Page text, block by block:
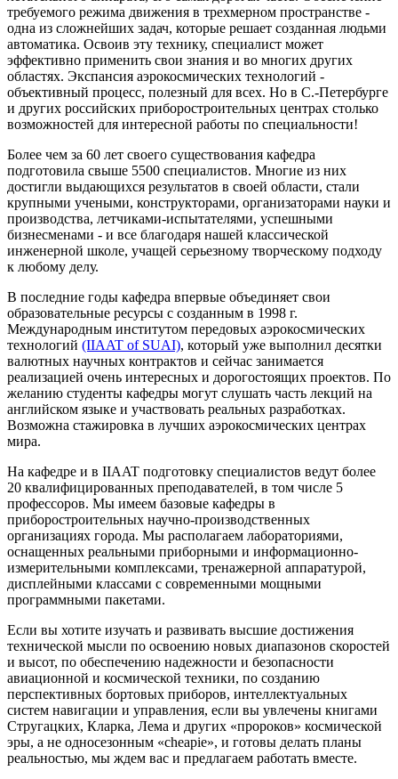
требуемого режима движения в трехмерном пространстве -
одна из сложнейших задач, которые решает созданная людьми
автоматика. Освоив эту технику, специалист может
эффективно применить свои знания и во многих других
областях. Экспансия аэрокосмических технологий -
объективный процесс, полезный для всех. Но в С.-Петербурге
и других российских приборостроительных центрах столько
возможностей для интересной работы по специальности!
Более чем за 60 лет своего существования кафедра
подготовила свыше 5500 специалистов. Многие из них
достигли выдающихся результатов в своей области, стали
крупными учеными, конструкторами, организаторами науки и
производства, летчиками-испытателями, успешными
бизнесменами - и все благодаря нашей классической
инженерной школе, учащей серьезному творческому подходу
к любому делу.
В последние годы кафедра впервые объединяет свои
образовательные ресурсы с созданным в 1998 г.
Международным институтом передовых аэрокосмических
технологий (IIAAT of SUAI), который уже выполнил десятки
валютных научных контрактов и сейчас занимается
реализацией очень интересных и дорогостоящих проектов. По
желанию студенты кафедры могут слушать часть лекций на
английском языке и участвовать реальных разработках.
Возможна стажировка в лучших аэрокосмических центрах
мира.
На кафедре и в IIAAT подготовку специалистов ведут более
20 квалифицированных преподавателей, в том числе 5
профессоров. Мы имеем базовые кафедры в
приборостроительных научно-производственных
организациях города. Мы располагаем лабораториями,
оснащенных реальными приборными и информационно-
измерительными комплексами, тренажерной аппаратурой,
дисплейными классами с современными мощными
программными пакетами.
Если вы хотите изучать и развивать высшие достижения
технической мысли по освоению новых диапазонов скоростей
и высот, по обеспечению надежности и безопасности
авиационной и космической техники, по созданию
перспективных бортовых приборов, интеллектуальных
систем навигации и управления, если вы увлечены книгами
Стругацких, Кларка, Лема и других «пророков» космической
эры, а не односезонным «cheapie», и готовы делать планы
реальностью, мы ждем вас и предлагаем работать вместе.